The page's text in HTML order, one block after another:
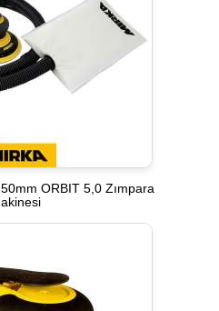
ORBIT 5,0 Zımpara